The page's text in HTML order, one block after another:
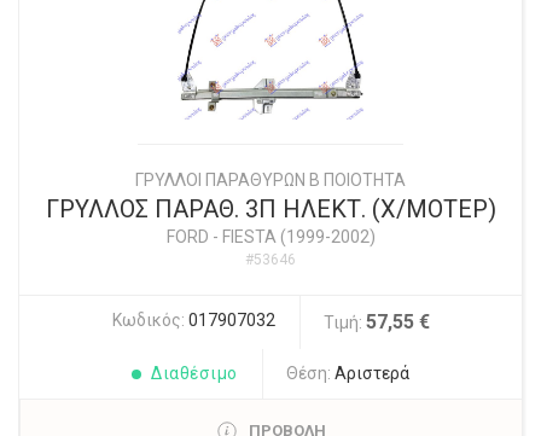
ΓΡΥΛΛΟΙ ΠΑΡΑΘΥΡΩΝ Β ΠΟΙΟΤΗΤΑ
ΓΡΥΛΛΟΣ ΠΑΡΑΘ. 3Π ΗΛΕΚΤ. (Χ/ΜΟΤΕΡ)
FORD - FIESTA (1999-2002)
#53646
Κωδικός: 017907032 Τιμή: 57,55 €
Διαθέσιμο Θέση: Αριστερά
ΠΡΟΒΟΛΗ